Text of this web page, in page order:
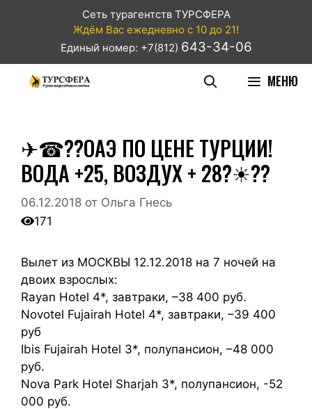
Сеть турагентств ТУРСФЕРА
Ждём Вас ежедневно с 10 до 21!
Единый номер: +7(812) 643-34-06
МЕНЮ
✈☎??ОАЭ ПО ЦЕНЕ ТУРЦИИ!
ВОДА +25, ВОЗДУХ + 28?☀??
06.12.2018 от Ольга Гнесь
171
Вылет из МОСКВЫ 12.12.2018 на 7 ночей на
двоих взрослых:
Rayan Hotel 4*, завтраки, –38 400 руб.
Novotel Fujairah Hotel 4*, завтраки, –39 400
руб
Ibis Fujairah Hotel 3*, полупансион, –48 000
руб.
Nova Park Hotel Sharjah 3*, полупансион, -52
000 руб.